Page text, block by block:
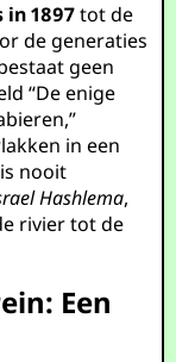
in 1897tot de
de generaties
geen
“De enige
in een
nooit
Hashlema,
rivier tot de
Een